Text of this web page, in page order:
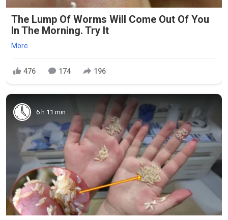
The Lump Of Worms Will Come Out Of You
In The Morning. Try It
More
476 174 196
6 h 11 min